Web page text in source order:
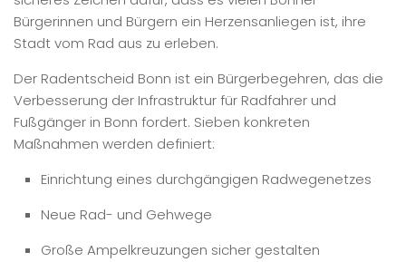
Bürgerinnen und Bürgern ein Herzensanliegen ist, ihre
Stadt vom Rad aus zu erleben.
Der Radentscheid Bonn ist ein Bürgerbegehren, das die
Verbesserung der Infrastruktur für Radfahrer und
Fußgänger in Bonn fordert. Sieben konkreten
Maßnahmen werden definiert:
Einrichtung eines durchgängigen Radwegenetzes
Neue Rad- und Gehwege
Große Ampelkreuzungen sicher gestalten